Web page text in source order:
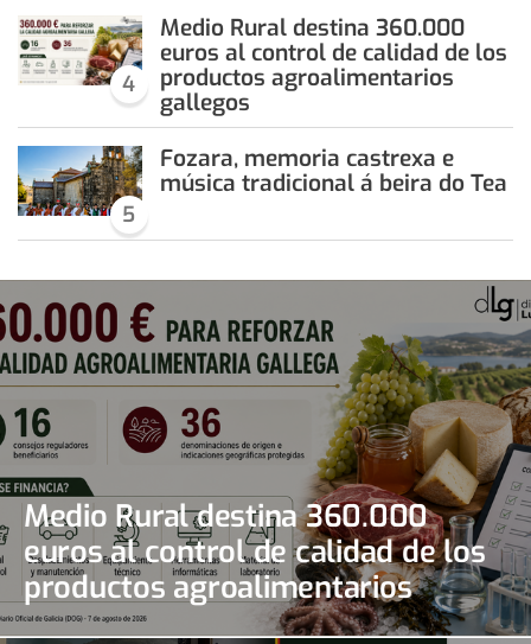
4
Medio Rural destina 360.000
euros al control de calidad de los
productos agroalimentarios
gallegos
5
Fozara, memoria castrexa e
música tradicional á beira do Tea
Medio Rural destina 360.000
euros al control de calidad de los
productos agroalimentarios
gallegos